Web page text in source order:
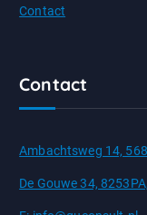
Contact
Contact
Ambachtsweg 14,
De Gouwe 34,